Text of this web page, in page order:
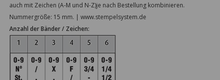
auch mit Zeichen (A-M und N-Z)je nach Bestellung kombinieren.
Nummergröße: 15 mm. | www.stempelsystem.de
Anzahl der Bänder / Zeichen: